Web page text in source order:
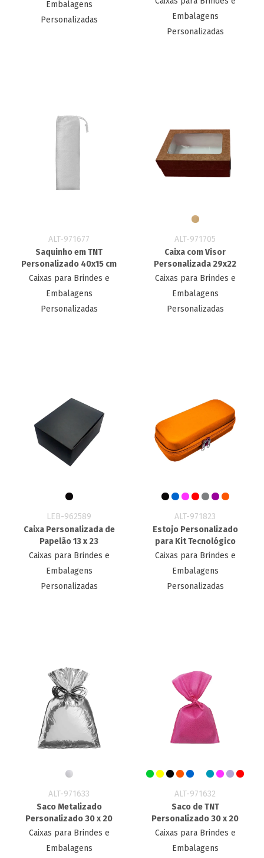
Embalagens
Personalizadas
Embalagens
Personalizadas
ALT-971677
Saquinho em TNT
Personalizado 40x15 cm
Caixas para Brindes e
Embalagens
Personalizadas
ALT-971705
Caixa com Visor
Personalizada 29x22
Caixas para Brindes e
Embalagens
Personalizadas
LEB-962589
Caixa Personalizada de
Papelão 13 x 23
Caixas para Brindes e
Embalagens
Personalizadas
ALT-971823
Estojo Personalizado
para Kit Tecnológico
Caixas para Brindes e
Embalagens
Personalizadas
ALT-971633
Saco Metalizado
Personalizado 30 x 20
Caixas para Brindes e
Embalagens
ALT-971632
Saco de TNT
Personalizado​ 30 x 20
Caixas para Brindes e
Embalagens